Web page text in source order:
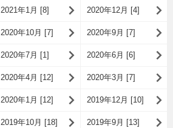
2021年1月 [8] 2020年12月 [4]
2020年10月 [7] 2020年9月 [7]
2020年7月 [1] 2020年6月 [6]
2020年4月 [12] 2020年3月 [7]
2020年1月 [12] 2019年12月 [10]
2019年10月 [18] 2019年9月 [13]